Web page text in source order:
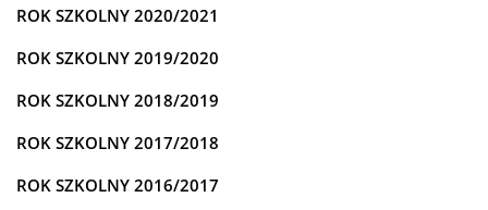
ROK SZKOLNY 2020/2021
ROK SZKOLNY 2019/2020
ROK SZKOLNY 2018/2019
ROK SZKOLNY 2017/2018
ROK SZKOLNY 2016/2017